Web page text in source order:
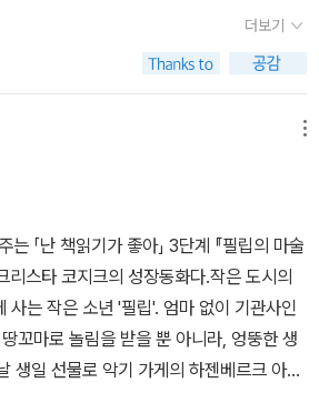
모든 사람들이 듣고 감동을 받고 행복해지
된것이다. 음악엔 정말 마술같은 힘이 있어
들고, 약한 사람은 강하게 만들거든요, 악기
말로는 귀가 영혼으로 통하는 문이라서 그렇
이루게 된 필립은 여전히 키는 작지만 자
을 이루기 위해서는 아빠나 트릭시와 같은
의 말들이 필요하며스스로의 포기하지 않
가져다 준다는 사실을 알게 되는 이야기
우리 아이들에게 희망과 용기를 줄 이야기
기가 좋아>시리즈는 아이들이 초등학교에
리즈입니다. 1단계부터 단계가 표시되어
해주기 편하더군요. 이젠 4학년, 주로 3단
단계 책도 다시 꺼내와서 읽곤 하네요. 이번
족해 보이는 필립이 주인공입니다. 학교 선
죠. 그런 필립에게 유일한 위안거리는 바
베르크 아저씨의 악기 가게에서 산 피리를
편안해지고 스스로가 강해지는 것 같은
그만 피리를 강물에 떨어뜨리고 맙니다. 고
필립은 어느새 악기 가게 앞에 도착하고
의 이야기를 듣고 새로운 피리를 줍니다.
더보기
「난 책읽기가 좋아」 3단계 『필립의 마술
리스타 코지크의 성장동화다.작은 도시의
사는 작은 소년 '필립'. 엄마 없이 기관사인
꼬마로 놀림을 받을 뿐 아니라, 엉뚱한 생
생일 선물로 악기 가게의 하젠베르크 아저